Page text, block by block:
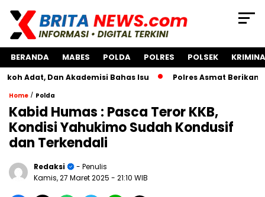
BERANDA MABES POLDA POLRES POLSEK
Dan Akademisi Bahas Isu Polres Asmat Berikan Bantuan
Home / Polda
Kabid Humas : Pasca Teror KKB,
Kondisi Yahukimo Sudah Kondusif
dan Terkendali
Redaksi
- Penulis
Kamis, 27 Maret 2025 - 21:10 WIB